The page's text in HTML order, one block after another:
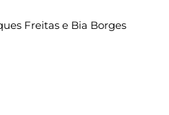
Freitas e Bia Borges